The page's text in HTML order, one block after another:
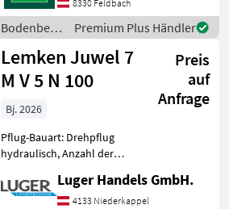
Stützrad, Vorschäler 4-
Schar Volldrehpflug der
Marke Lemken in gutem
Zustand
8330 Feldbach
Bodenbearbeitung
/ Lemken
Premium Plus Händler
Lemken Juwel 7
M V 5 N 100
Preis
auf
Anfrage
Bj. 2026
Pflug-Bauart: Drehpflug
hydraulisch, Anzahl der
Maiseinleger, Scheibensech,
Luger Handels GmbH.
4133 Niederkappel